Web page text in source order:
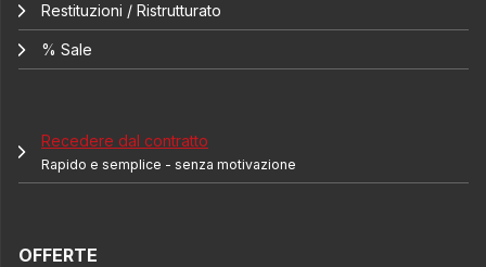
Restituzioni / Ristrutturato
% Sale
Recedere dal contratto
Rapido e semplice - senza motivazione
OFFERTE